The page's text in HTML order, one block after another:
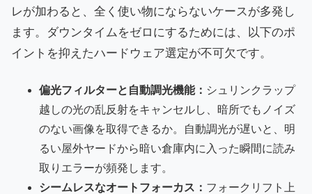
レが加わると、全く使い物にならないケースが多発し
ます。ダウンタイムをゼロにするためには、以下のポ
イントを抑えたハードウェア選定が不可欠です。
偏光フィルターと自動調光機能： シュリンクラップ
越しの光の乱反射をキャンセルし、暗所でもノイズ
のない画像を取得できるか。自動調光が遅いと、明
るい屋外ヤードから暗い倉庫内に入った瞬間に読み
取りエラーが頻発します。
シームレスなオートフォーカス： フォークリフト上